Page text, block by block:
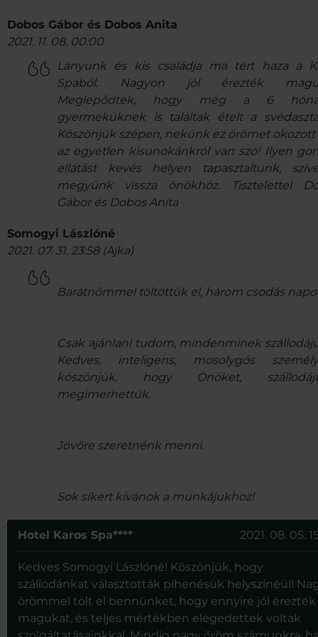
Dobos Gábor és Dobos Anita
2021. 11. 08. 00:00
Lányunk és kis családja ma tért haza a
Spaból. Nagyon jól érezték
Meglepődtek, hogy még a 6
gyermeküknek is találtak ételt a
Köszönjük szépen, nekünk ez örömet okozott
az egyetlen kisunokánkról van szó! Ilyen
ellátást kevés helyen tapasztaltunk,
megyünk vissza önökhöz. Tisztelettel
Gábor és Dobos Anita
Somogyi Lászlóné
2021. 07. 31. 23:58 (Ajka)
Barátnőmmel töltöttük el, három csodás
Csak ajánlani tudom, mindenminek
Kedves, inteligens, mosolygós
köszönjük, hogy Önöket,
megimerhettük.
Jövőre szeretnénk menni.
Sok sikert kívánok a munkájukhoz!
Hotel Karos Spa**** 2021. 08. 05.
Kedves Somogyi Lászlóné! Köszönjük, hogy
szállodánkat választották pihenésük helyszínéül!
örömmel tölt el bennünket, hogy ennyire jól érezték
magukat, és teljes mértékben elégedettek voltak